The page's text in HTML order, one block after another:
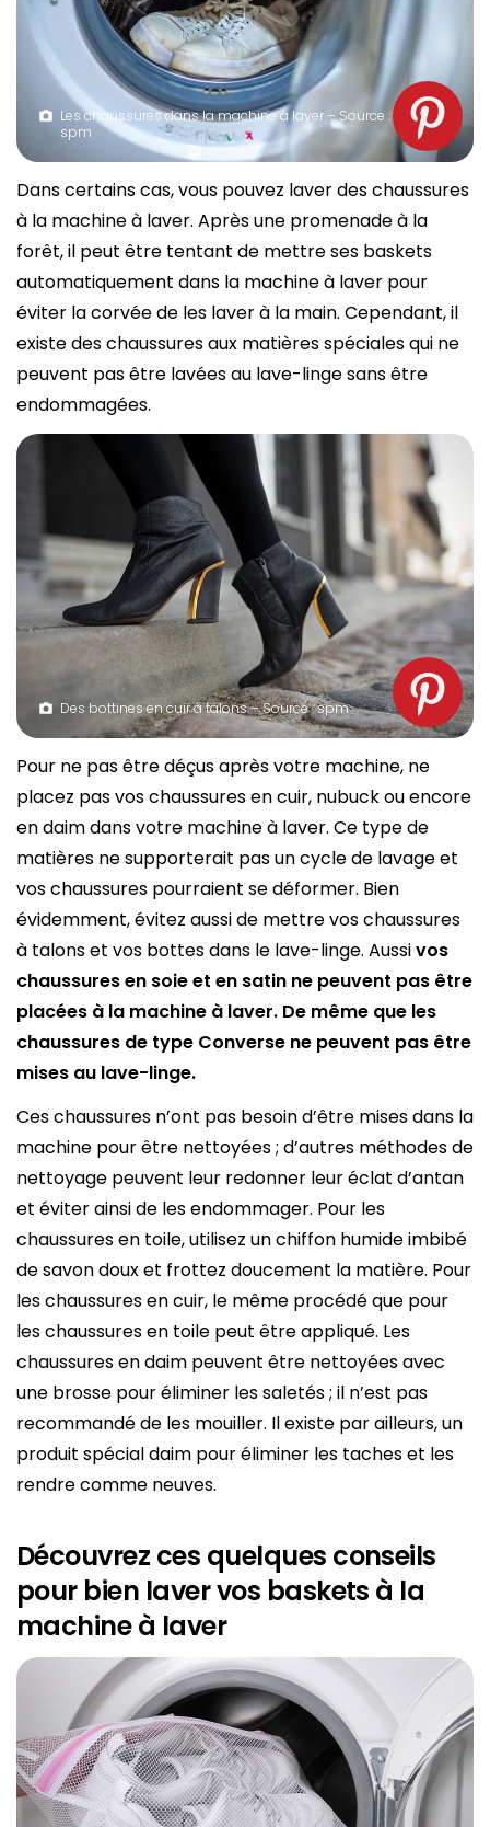
Les chaussures dans la machine à laver – Source :
spm
Dans certains cas, vous pouvez laver des chaussures
à la machine à laver. Après une promenade à la
forêt, il peut être tentant de mettre ses baskets
automatiquement dans la machine à laver pour
éviter la corvée de les laver à la main. Cependant, il
existe des chaussures aux matières spéciales qui ne
peuvent pas être lavées au lave-linge sans être
endommagées.
Des bottines en cuir à talons – Source : spm
Pour ne pas être déçus après votre machine, ne
placez pas vos chaussures en cuir, nubuck ou encore
en daim dans votre machine à laver. Ce type de
matières ne supporterait pas un cycle de lavage et
vos chaussures pourraient se déformer. Bien
évidemment, évitez aussi de mettre vos chaussures
à talons et vos bottes dans le lave-linge. Aussivos
chaussures en soie et en satin ne peuvent pas être
placées à la machine à laver. De même que les
chaussures de type Converse ne peuvent pas être
mises au lave-linge.
Ces chaussures n’ont pas besoin d’être mises dans la
machine pour être nettoyées ; d’autres méthodes de
nettoyage peuvent leur redonner leur éclat d’antan
et éviter ainsi de les endommager. Pour les
chaussures en toile, utilisez un chiffon humide imbibé
de savon doux et frottez doucement la matière. Pour
les chaussures en cuir, le même procédé que pour
les chaussures en toile peut être appliqué. Les
chaussures en daim peuvent être nettoyées avec
une brosse pour éliminer les saletés ; il n’est pas
recommandé de les mouiller. Il existe par ailleurs, un
produit spécial daim pour éliminer les taches et les
rendre comme neuves.
Découvrez ces quelques conseils
pour bien laver vos baskets à la
machine à laver